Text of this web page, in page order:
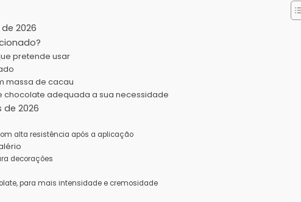
2026
pretende usar
massa de cacau
adequada a sua necessidade
2026
alta resistência após a aplicação
decorações
para mais intensidade e cremosidade